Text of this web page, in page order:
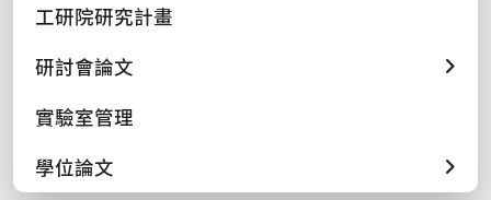
工研院研究計畫
研討會論文
實驗室管理
學位論文